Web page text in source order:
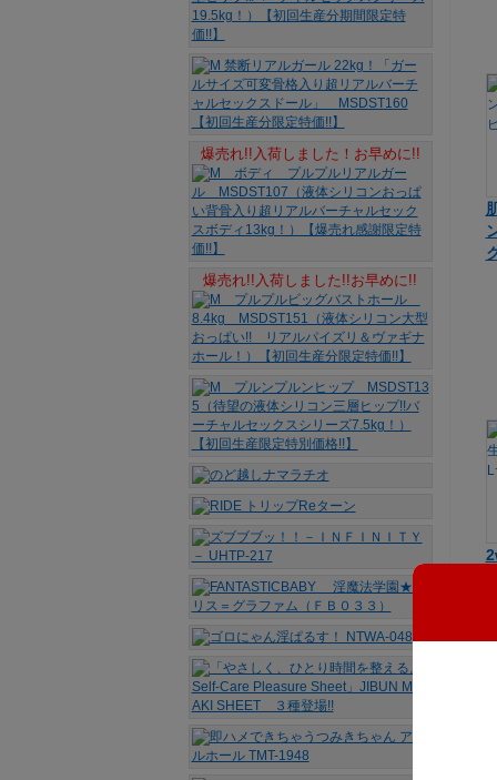
爆売れ!!入荷しました！お早めに!!
爆売れ!!入荷しました!!お早めに!!